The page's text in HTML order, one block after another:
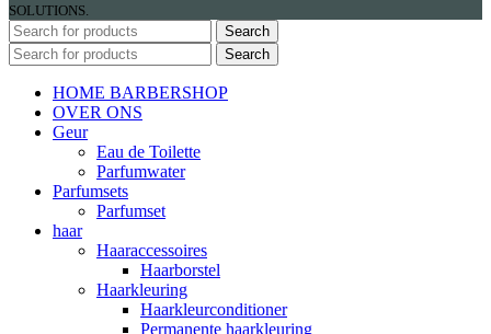
SOLUTIONS.
Search
Search
HOME BARBERSHOP
OVER ONS
Geur
Eau de Toilette
Parfumwater
Parfumsets
Parfumset
haar
Haaraccessoires
Haarborstel
Haarkleuring
Haarkleurconditioner
Permanente haarkleuring